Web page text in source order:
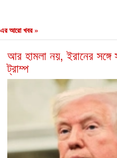
এর আরো খবর »
আর হামলা নয়, ইরানের
ট্রাম্প